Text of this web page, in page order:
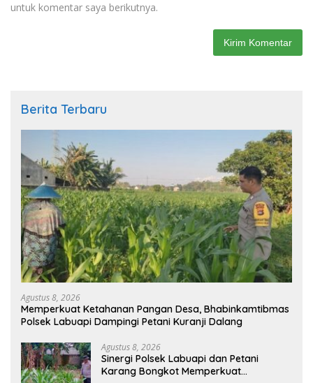
untuk komentar saya berikutnya.
Berita Terbaru
Agustus 8, 2026
Memperkuat Ketahanan Pangan Desa, Bhabinkamtibmas
Polsek Labuapi Dampingi Petani Kuranji Dalang
Agustus 8, 2026
Sinergi Polsek Labuapi dan Petani
Karang Bongkot Memperkuat